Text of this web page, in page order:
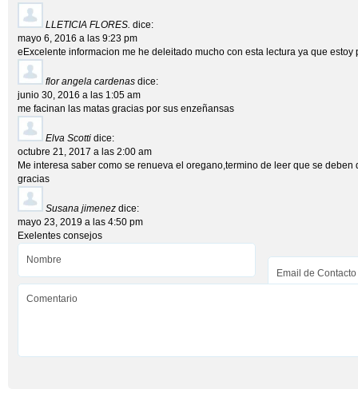
LLETICIA FLORES. dice:
mayo 6, 2016 a las 9:23 pm
eExcelente informacion me he deleitado mucho con esta lectura ya que
flor angela cardenas dice:
junio 30, 2016 a las 1:05 am
me facinan las matas gracias por sus enzeñansas
Elva Scotti dice:
octubre 21, 2017 a las 2:00 am
Me interesa saber como se renueva el oregano,termino de leer que se
gracias
Susana jimenez dice:
mayo 23, 2019 a las 4:50 pm
Exelentes consejos